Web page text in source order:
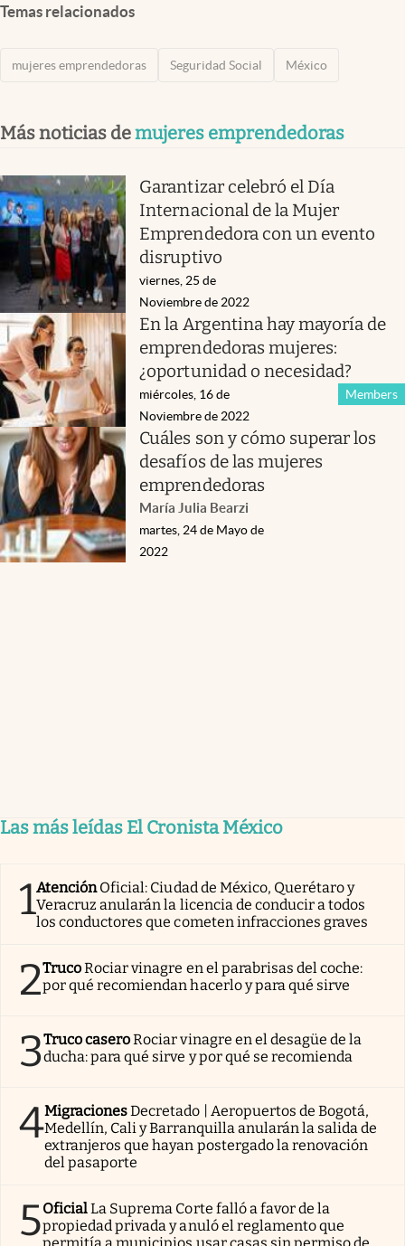
Temas relacionados
mujeres emprendedoras Seguridad Social México
Más noticias demujeres emprendedoras
Garantizar celebró el Día
Internacional de la Mujer
Emprendedora con un evento
disruptivo
viernes, 25 de
Noviembre de 2022
En la Argentina hay mayoría de
emprendedoras mujeres:
¿oportunidad o necesidad?
Members
miércoles, 16 de
Noviembre de 2022
Cuáles son y cómo superar los
desafíos de las mujeres
emprendedoras
María Julia Bearzi
martes, 24 de Mayo de
2022
Las más leídas El Cronista México
1AtenciónOficial: Ciudad de México, Querétaro y
Veracruz anularán la licencia de conducir a todos
los conductores que cometen infracciones graves
2TrucoRociar vinagre en el parabrisas del coche:
por qué recomiendan hacerlo y para qué sirve
3Truco caseroRociar vinagre en el desagüe de la
ducha: para qué sirve y por qué se recomienda
4MigracionesDecretado | Aeropuertos de Bogotá,
Medellín, Cali y Barranquilla anularán la salida de
extranjeros que hayan postergado la renovación
del pasaporte
5OficialLa Suprema Corte falló a favor de la
propiedad privada y anuló el reglamento que